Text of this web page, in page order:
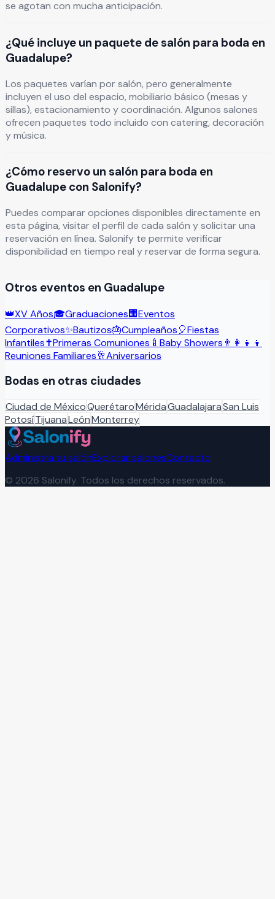
se agotan con mucha anticipación.
¿Qué incluye un paquete de salón para boda en
Guadalupe?
Los paquetes varían por salón, pero generalmente
incluyen el uso del espacio, mobiliario básico (mesas y
sillas), estacionamiento y coordinación. Algunos salones
ofrecen paquetes todo incluido con catering, decoración
y música.
¿Cómo reservo un salón para boda en
Guadalupe con Salonify?
Puedes comparar opciones disponibles directamente en
esta página, visitar el perfil de cada salón y solicitar una
reservación en línea. Salonify te permite verificar
disponibilidad en tiempo real y reservar de forma segura.
Otros eventos en Guadalupe
👑XV Años🎓Graduaciones🏢Eventos
Corporativos✨Bautizos🎂Cumpleaños🎈Fiestas
Infantiles✝️Primeras Comuniones 🍼 Baby Showers 👨‍👩‍👧‍👦
Reuniones Familiares🥂Aniversarios
Bodas en otras ciudades
Ciudad de MéxicoQuerétaroMéridaGuadalajaraSan Luis
PotosíTijuanaLeónMonterrey
Administra tu salónExplorar salonesContacto
© 2026 Salonify. Todos los derechos reservados.